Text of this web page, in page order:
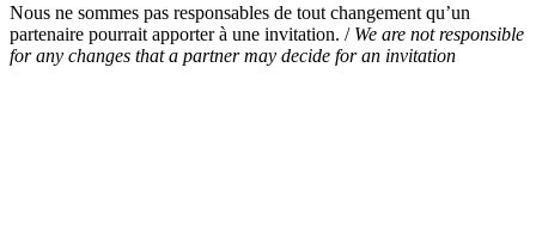
Nous ne sommes pas responsables de tout changement qu’un
partenaire pourrait apporter à une invitation. / We are not responsible
for any changes that a partner may decide for an invitation